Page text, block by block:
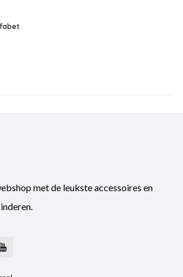
met de leukste accessoires en